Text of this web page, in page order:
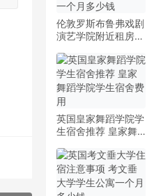
伦敦罗斯布鲁弗戏剧
演艺学院附近租房注
戏剧演艺学院住宿一
个月多少钱
英国皇家舞蹈学院学
生宿舍推荐 皇家舞